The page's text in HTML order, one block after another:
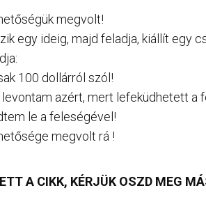
megvolt!
egy ideig, majd feladja, kiállít egy
100 dollárról szól!
azért, mert lefeküdhetett a
le a feleségével!
megvolt rá !
A CIKK, KÉRJÜK OSZD MEG